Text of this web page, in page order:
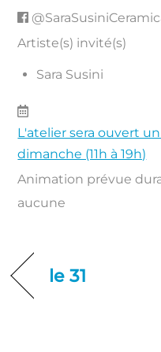
Artiste(s) invité(s)
Sara Susini
L'atelier sera ouvert
dimanche (11h à 19h)
Animation prévue
aucune
le 31